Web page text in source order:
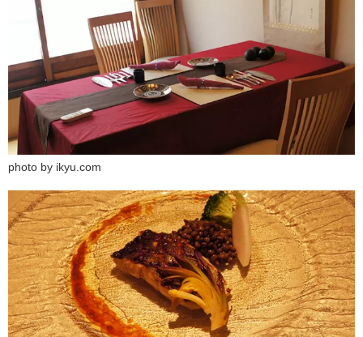
photo by ikyu.com